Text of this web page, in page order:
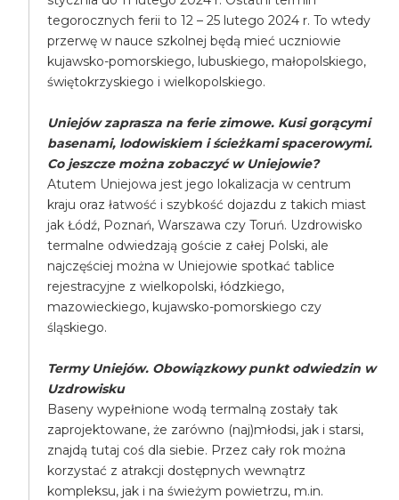
tegorocznych ferii to 12 – 25 lutego 2024 r. To wtedy
przerwę w nauce szkolnej będą mieć uczniowie
kujawsko-pomorskiego, lubuskiego, małopolskiego,
świętokrzyskiego i wielkopolskiego.
Uniejów zaprasza na ferie zimowe. Kusi gorącymi
basenami, lodowiskiem i ścieżkami spacerowymi.
Co jeszcze można zobaczyć w Uniejowie?
Atutem Uniejowa jest jego lokalizacja w centrum
kraju oraz łatwość i szybkość dojazdu z takich miast
jak Łódź, Poznań, Warszawa czy Toruń. Uzdrowisko
termalne odwiedzają goście z całej Polski, ale
najczęściej można w Uniejowie spotkać tablice
rejestracyjne z wielkopolski, łódzkiego,
mazowieckiego, kujawsko-pomorskiego czy
śląskiego.
Termy Uniejów. Obowiązkowy punkt odwiedzin w
Uzdrowisku
Baseny wypełnione wodą termalną zostały tak
zaprojektowane, że zarówno (naj)młodsi, jak i starsi,
znajdą tutaj coś dla siebie. Przez cały rok można
korzystać z atrakcji dostępnych wewnątrz
kompleksu, jak i na świeżym powietrzu, m.in.